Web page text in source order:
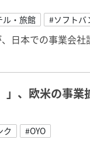
ル・旅館 #ソフトバ
日本での事業会
、欧米の事
ク #OYO